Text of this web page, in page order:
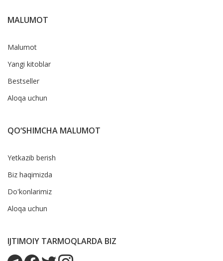
MALUMOT
Malumot
Yangi kitoblar
Bestseller
Aloqa uchun
QO‘SHIMCHA MALUMOT
Yetkazib berish
Biz haqimizda
Do'konlarimiz
Aloqa uchun
IJTIMOIY TARMOQLARDA BIZ